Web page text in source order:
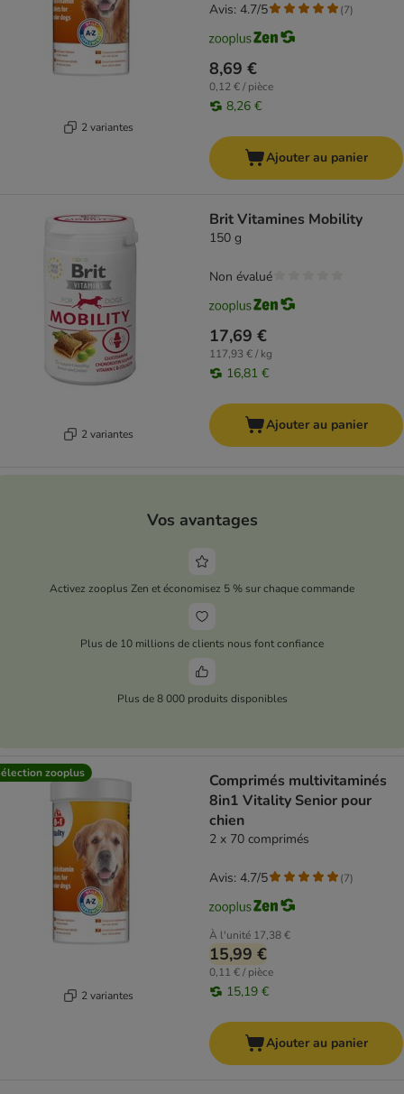
2 variantes
8,69 €
0,12 € / pièce
8,26 €
Avis: 4.7/5 (7)
Ajouter au panier
2 variantes
Brit Vitamines Mobility
150 g
17,69 €
117,93 € / kg
16,81 €
Non évalué
Ajouter au panier
Vos avantages
Activez zooplus Zen et économisez 5 % sur chaque commande
Plus de 10 millions de clients nous font confiance
Plus de 8 000 produits disponibles
zooplus
2 variantes
Comprimés multivitaminés
8in1 Vitality Senior pour
chien
2 x 70 comprimés
À l'unité 17,38 €
15,99 €
0,11 € / pièce
15,19 €
Avis: 4.7/5 (7)
Ajouter au panier